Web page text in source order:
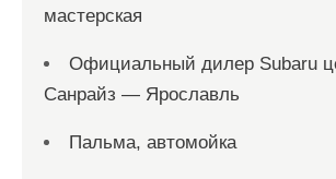
мастерская
Официальный дилер Subaru
Санрайз — Ярославль
Пальма, автомойка